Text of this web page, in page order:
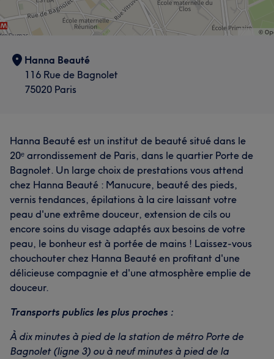
Hanna Beauté
116 Rue de Bagnolet
75020 Paris
Hanna Beauté est un institut de beauté situé dans le
20ᵉ arrondissement de Paris, dans le quartier Porte de
Bagnolet. Un large choix de prestations vous attend
chez Hanna Beauté : Manucure, beauté des pieds,
vernis tendances, épilations à la cire laissant votre
peau d'une extrême douceur, extension de cils ou
encore soins du visage adaptés aux besoins de votre
peau, le bonheur est à portée de mains ! Laissez-vous
chouchouter chez Hanna Beauté en profitant d'une
délicieuse compagnie et d'une atmosphère emplie de
douceur.
Transports publics les plus proches :
À dix minutes à pied de la station de métro Porte de
Bagnolet (ligne 3) ou à neuf minutes à pied de la